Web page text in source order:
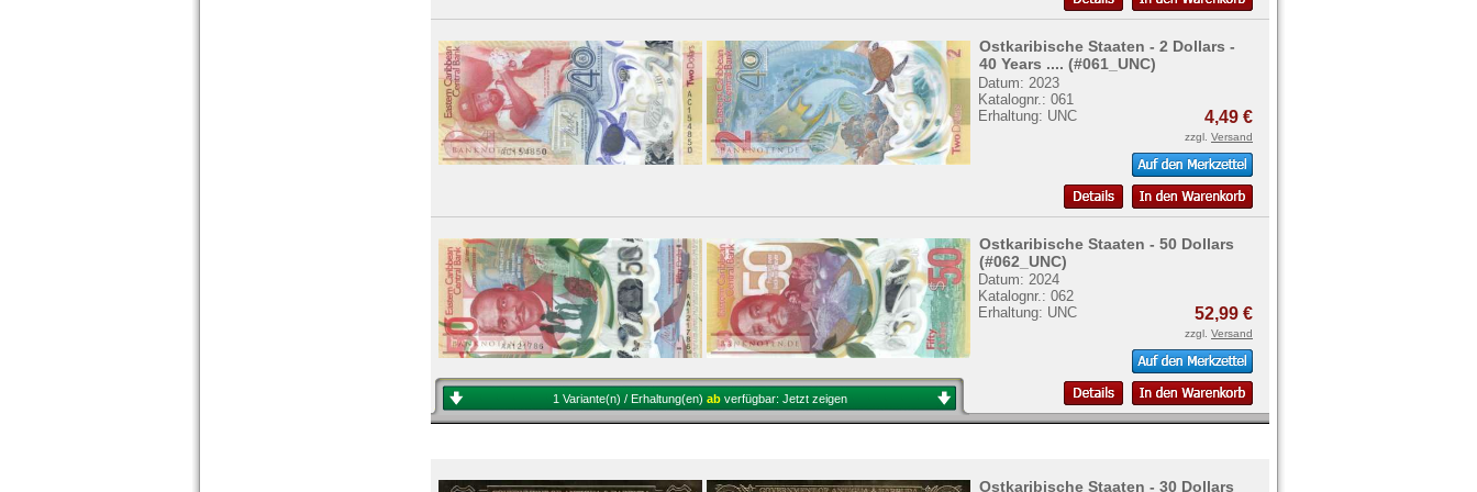
Ostkaribische Staaten - 2 Dollars -
40 Years .... (#061_UNC)
Datum: 2023
Katalognr.: 061
Erhaltung: UNC
4,49 €
zzgl. Versand
Ostkaribische Staaten - 50 Dollars
(#062_UNC)
Datum: 2024
Katalognr.: 062
Erhaltung: UNC
52,99 €
zzgl. Versand
1 Variante(n) / Erhaltung(en) ab verfügbar: Jetzt zeigen
Ostkaribische Staaten - 30 Dollars